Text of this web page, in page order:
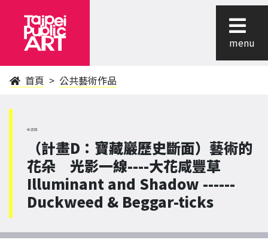
menu
首頁 公共藝術作品
中正區
（計畫D：寶藏巖歷史斷面）藝術的
花朵 光影一線----大花咸豐草
Illuminant and Shadow ------
Duckweed & Beggar-ticks